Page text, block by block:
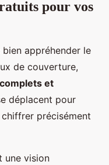
pour vos
appréhender le
de couverture,
et
déplacent pour
précisément
une vision